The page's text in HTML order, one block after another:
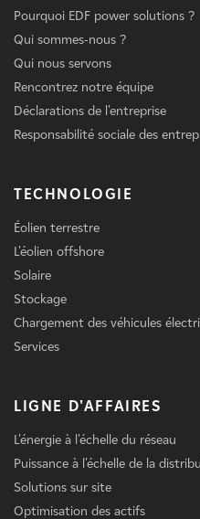
Pourquoi EDF power solutions ?
Qui sommes-nous ?
Qui nous servons
Rencontrez notre équipe
Déclarations de l'entreprise
Responsabilité sociale des
TECHNOLOGIE
Éolien terrestre
L'éolien offshore
Solaire
Stockage
Chargement des véhicules
Services
LIGNE D'AFFAIRES
L'énergie à l'échelle du réseau
Puissance à l'échelle de la
Solutions sur site
Optimisation des actifs